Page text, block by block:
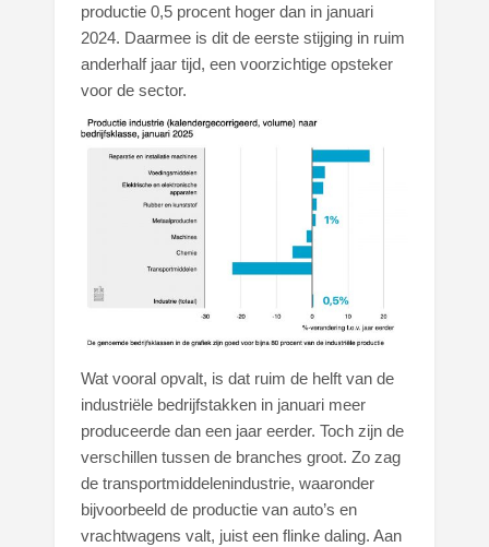
productie 0,5 procent hoger dan in januari
2024. Daarmee is dit de eerste stijging in ruim
anderhalf jaar tijd, een voorzichtige opsteker
voor de sector.
Wat vooral opvalt, is dat ruim de helft van de
industriële bedrijfstakken in januari meer
produceerde dan een jaar eerder. Toch zijn de
verschillen tussen de branches groot. Zo zag
de transportmiddelenindustrie, waaronder
bijvoorbeeld de productie van auto’s en
vrachtwagens valt, juist een flinke daling. Aan